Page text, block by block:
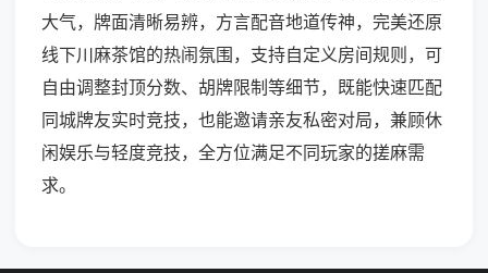
大气，牌面清晰易辨，方言配音地道传神，完美还原
线下川麻茶馆的热闹氛围，支持自定义房间规则，可
自由调整封顶分数、胡牌限制等细节，既能快速匹配
同城牌友实时竞技，也能邀请亲友私密对局，兼顾休
闲娱乐与轻度竞技，全方位满足不同玩家的搓麻需
求。